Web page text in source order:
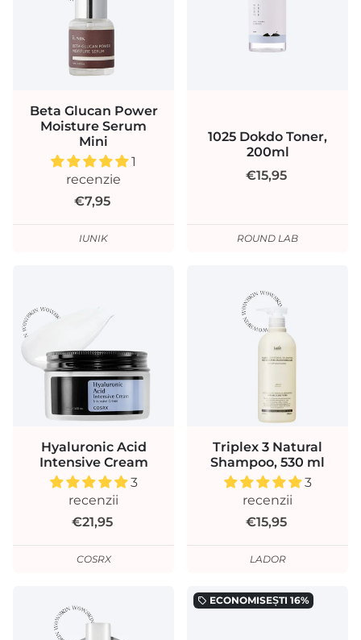
Beta Glucan Power
Moisture Serum
Mini
1
recenzie
€7,95
IUNIK
1025 Dokdo Toner,
200ml
€15,95
ROUND LAB
Hyaluronic Acid
Intensive Cream
3
recenzii
€21,95
COSRX
Triplex 3 Natural
Shampoo, 530 ml
3
recenzii
€15,95
LADOR
local_offer ECONOMISEȘTI 16%